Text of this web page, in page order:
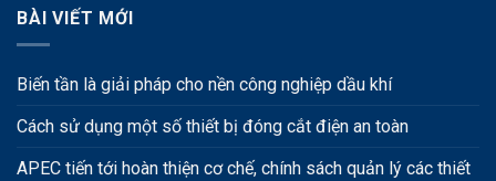
BÀI VIẾT MỚI
Biến tần là giải pháp cho nền công nghiệp dầu khí
Cách sử dụng một số thiết bị đóng cắt điện an toàn
APEC tiến tới hoàn thiện cơ chế, chính sách quản lý các thiết